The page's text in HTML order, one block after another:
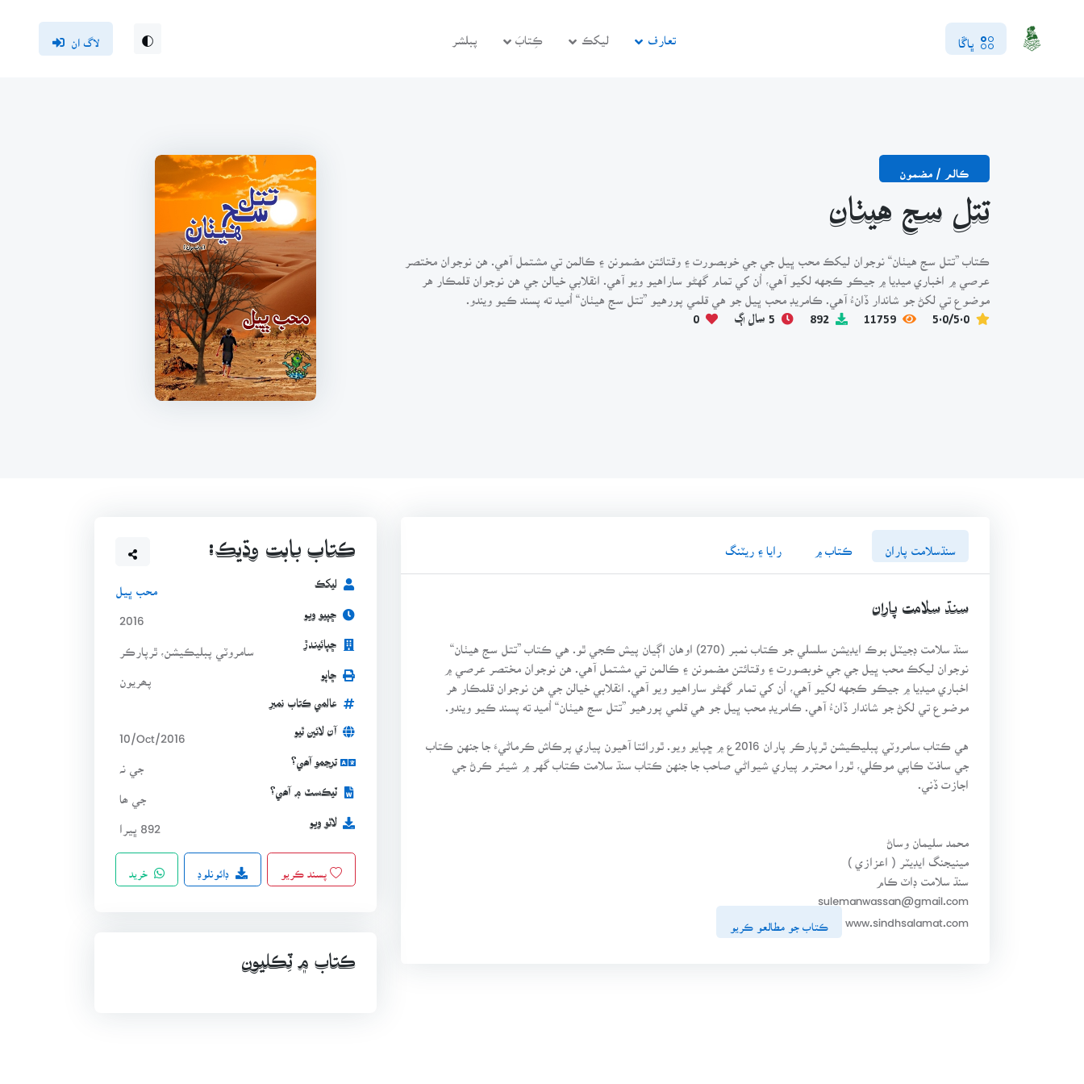
ڀاڱا تعارف ليکڪ ڪِتابَ پبلشر لاگ ان
ڪالم / مضمون
تتل سج هيٺان
ڪتاب ”تتل سج هيٺان“ نوجوان ليکڪ محب ڀيل جي جي خوبصورت ۽ وقتائتن مضمونن ۽ ڪالمن تي مشتمل آهي. هن نوجوان مختصر
عرصي ۾ اخباري ميڊيا ۾ جيڪو ڪجهه لکيو آهي، اُن کي تمام گهڻو ساراهيو ويو آهي. انقلابي خيالن جي هن نوجوان قلمڪار هر
موضوع تي لکڻ جو شاندار ڏانءُ آهي. ڪامريڊ محب ڀيل جو هي قلمي پورهيو ”تتل سج هيٺان“ اُميد ته پسند ڪيو ويندو.
5.0/5.0
11759
892 5 سال اڳ 0
سنڌسلامت پاران ڪتاب ۾ رايا ۽ ريٽنگ
سنڌ سلامت پاران
سنڌ سلامت ڊجيٽل بوڪ ايڊيشن سلسلي جو ڪتاب نمبر (270) اوهان اڳيان پيش ڪجي ٿو. هي ڪتاب ”تتل سج هيٺان“
نوجوان ليکڪ محب ڀيل جي جي خوبصورت ۽ وقتائتن مضمونن ۽ ڪالمن تي مشتمل آهي. هن نوجوان مختصر عرصي ۾
اخباري ميڊيا ۾ جيڪو ڪجهه لکيو آهي، اُن کي تمام گهڻو ساراهيو ويو آهي. انقلابي خيالن جي هن نوجوان قلمڪار هر
موضوع تي لکڻ جو شاندار ڏانءُ آهي. ڪامريڊ محب ڀيل جو هي قلمي پورهيو ”تتل سج هيٺان“ اُميد ته پسند ڪيو ويندو.
هي ڪتاب سامروٽي پبليڪيشن ٿرپارڪر پاران 2016ع ۾ ڇپايو ويو. ٿورائتا آهيون پياري پرڪاش ڪرماڻيءَ جا جنهن ڪتاب
جي سافٽ ڪاپي موڪلي، ٿورا محترم پياري شيواڻي صاحب جا جنهن ڪتاب سنڌ سلامت ڪتاب گهر ۾ شيئر ڪرڻ جي
اجازت ڏني.
محمد سليمان وساڻ
مينيجنگ ايڊيٽر ( اعزازي )
سنڌ سلامت ڊاٽ ڪام
sulemanwassan@gmail.com
www.sindhsalamat.com
ڪتاب جو مطالعو ڪريو
ڪتاب بابت وڌيڪ:
ليکڪ محب ڀيل
ڇپيو ويو 2016
ڇپائيندڙ سامروٽي پبليڪيشن، ٿرپارڪر
ڇاپو
عالمي ڪتاب نمبر
آن لائين ٿيو 10/Oct/2016
ترجمو آھي؟
ٽيڪسٽ ۾ آھي؟ جي ھا
لاٿو ويو 892 ڀيرا
پسند ڪريو ڊائونلوڊ
ڪتاب ۾ ٽِڪليون